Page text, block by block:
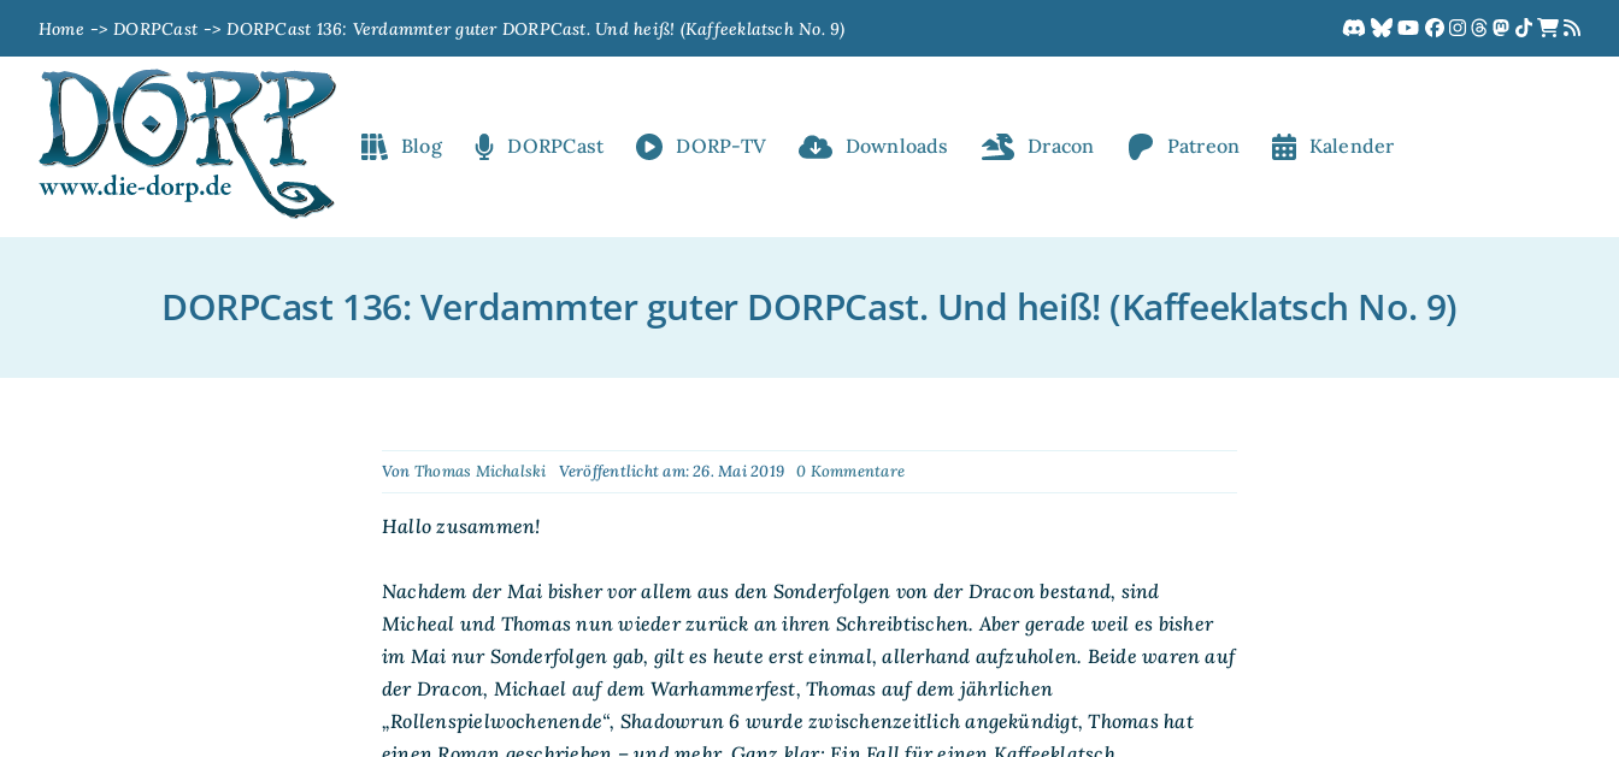
springen
Home DORPCast DORPCast 136: Verdammter guter DORPCast. Und heiß! (Kaffeeklatsch No. 9)
Blog DORPCast DORP-TV Downloads Dracon Patreon Kalender
DORPCast 136: Verdammter guter DORPCast. Und heiß! (Kaffeeklatsch No. 9)
Von Thomas Michalski Veröffentlicht am: 26. Mai 2019 0 Kommentareon
DORPCast
Und
heiß!
(Kaffeeklatsch
No.
Hallo zusammen!
Nachdem der Mai bisher vor allem aus den Sonderfolgen von der Dracon bestand, sind
Micheal und Thomas nun wieder zurück an ihren Schreibtischen. Aber gerade weil es bisher
im Mai nur Sonderfolgen gab, gilt es heute erst einmal, allerhand aufzuholen. Beide waren auf
der Dracon, Michael auf dem Warhammerfest, Thomas auf dem jährlichen
„Rollenspielwochenende“, Shadowrun 6 wurde zwischenzeitlich angekündigt, Thomas hat